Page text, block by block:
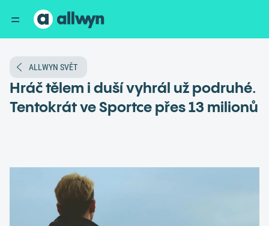
ALLWYN SVĚT
Hráč tělem i duší vyhrál už podruhé.
Tentokrát ve Sportce přes 13 milionů